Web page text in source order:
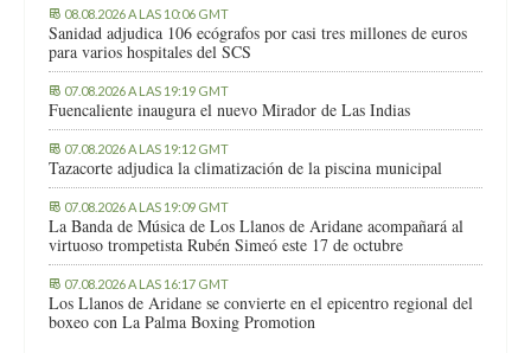
08.08.2026 A LAS 10:06 GMT
Sanidad adjudica 106 ecógrafos por casi tres millones de euros
para varios hospitales del SCS
07.08.2026 A LAS 19:19 GMT
Fuencaliente inaugura el nuevo Mirador de Las Indias
07.08.2026 A LAS 19:12 GMT
Tazacorte adjudica la climatización de la piscina municipal
07.08.2026 A LAS 19:09 GMT
La Banda de Música de Los Llanos de Aridane acompañará al
virtuoso trompetista Rubén Simeó este 17 de octubre
07.08.2026 A LAS 16:17 GMT
Los Llanos de Aridane se convierte en el epicentro regional del
boxeo con La Palma Boxing Promotion